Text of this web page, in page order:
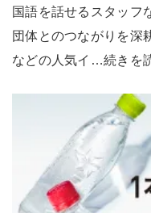
国語を話せるスタッフ
団体とのつながりを深
などの人気イ…続きを